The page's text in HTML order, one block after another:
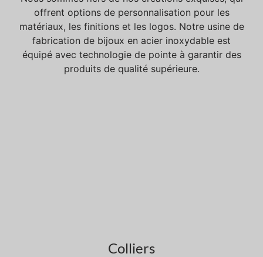
offrent options de personnalisation pour les
matériaux, les finitions et les logos. Notre usine de
fabrication de bijoux en acier inoxydable est
équipé avec technologie de pointe à garantir des
produits de qualité supérieure.
Colliers